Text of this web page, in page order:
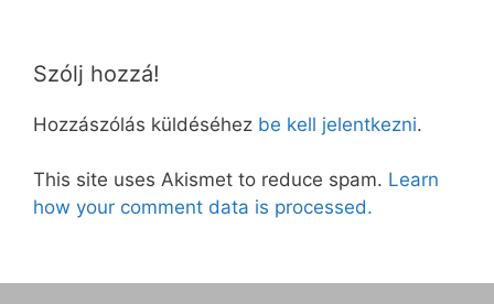
Szólj hozzá!
Hozzászólás küldéséhez be kell jelentkezni.
This site uses Akismet to reduce spam. Learn
how your comment data is processed.